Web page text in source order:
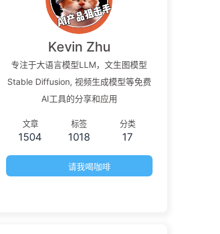
Kevin Zhu
专注于大语言模型LLM，文生图模型
Stable Diffusion, 视频生成模型等免费
AI工具的分享和应用
文章
1504
标签
1018
分类
17
请我喝咖啡